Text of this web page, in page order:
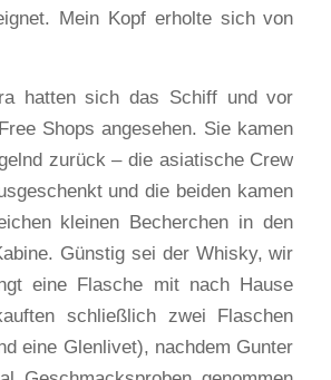
Mein Kopf erholte sich von
hatten sich das Schiff und vor
Shops angesehen. Sie kamen
zurück – die asiatische Crew
und die beiden kamen
kleinen Becherchen in den
Günstig sei der Whisky, wir
eine Flasche mit nach Hause
schließlich zwei Flaschen
eine Glenlivet), nachdem Gunter